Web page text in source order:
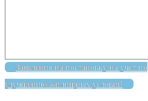
Заявления на постановку на учет по
улучшению жилищных условий